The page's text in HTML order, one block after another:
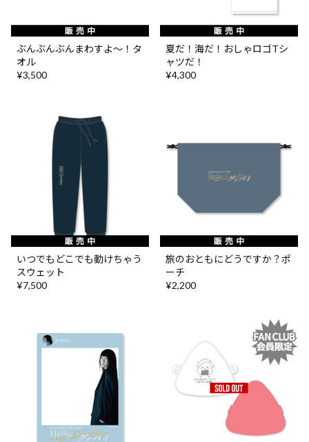
ぶんぶんぶんまわすよ〜！タ
オル
¥3,500
夏だ！海だ！おしゃロゴTシ
ャツだ！
¥4,300
いつでもどこでも動けちゃう
スウェット
¥7,500
旅のおともにどうですか？ポ
ーチ
¥2,200